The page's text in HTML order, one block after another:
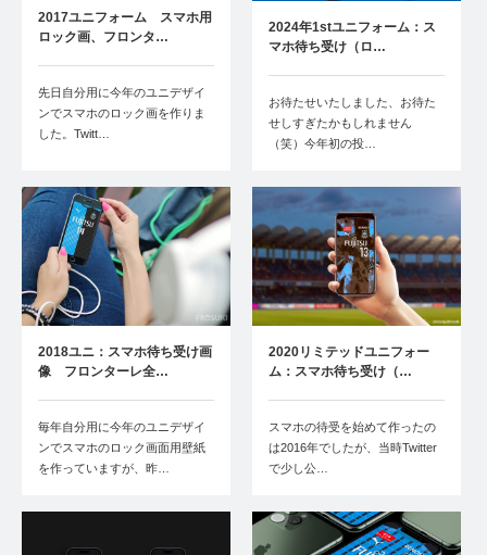
2017ユニフォーム スマホ用
ロック画、フロンタ…
先日自分用に今年のユニデザイ
ンでスマホのロック画を作りま
した。Twitt…
2024年1stユニフォーム：ス
マホ待ち受け（ロ…
お待たせいたしました、お待た
せしすぎたかもしれません
（笑）今年初の投…
2018ユニ：スマホ待ち受け画
像 フロンターレ全…
毎年自分用に今年のユニデザイ
ンでスマホのロック画面用壁紙
を作っていますが、昨…
2020リミテッドユニフォー
ム：スマホ待ち受け（…
スマホの待受を始めて作ったの
は2016年でしたが、当時Twitter
で少し公…